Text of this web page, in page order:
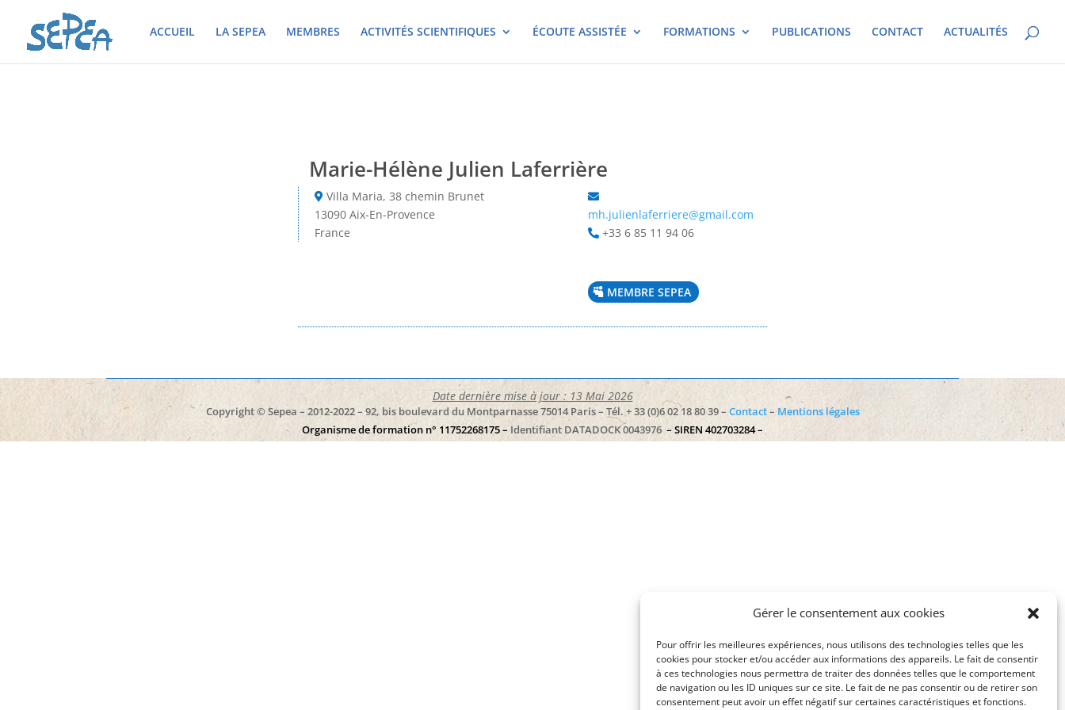
Gérer le consentement aux cookies
Pour offrir les meilleures expériences, nous utilisons des technologies telles que les
cookies pour stocker et/ou accéder aux informations des appareils. Le fait de consentir
à ces technologies nous permettra de traiter des données telles que le comportement
de navigation ou les ID uniques sur ce site. Le fait de ne pas consentir ou de retirer son
consentement peut avoir un effet négatif sur certaines caractéristiques et fonctions.
ACCUEIL LA SEPEA MEMBRES ACTIVITÉS SCIENTIFIQUES ÉCOUTE ASSISTÉE FORMATIONS PUBLICATIONS CONTACT ACTUALITÉS
Marie-Hélène Julien Laferrière
Villa Maria, 38 chemin Brunet
13090 Aix-En-Provence
France
mh.julienlaferriere@gmail.com
+33 6 85 11 94 06
MEMBRE SEPEA
Date dernière mise à jour : 13 Mai 2026
Copyright © Sepea – 2012-2022 – 92, bis boulevard du Montparnasse 75014 Paris – Tél. + 33 (0)6 02 18 80 39 – Contact– Mentions légales
Organisme de formation n° 11752268175 – Identifiant DATADOCK 0043976 – SIREN 402703284 –